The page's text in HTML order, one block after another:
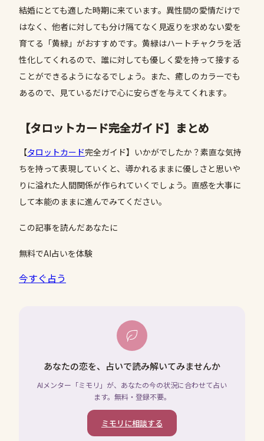
結婚にとても適した時期に来ています。異性間の愛情だけで
はなく、他者に対しても分け隔てなく見返りを求めない愛を
育てる「黄緑」がおすすめです。黄緑はハートチャクラを活
性化してくれるので、誰に対しても優しく愛を持って接する
ことができるようになるでしょう。また、癒しのカラーでも
あるので、見ているだけで心に安らぎを与えてくれます。
【タロットカード完全ガイド】まとめ
【タロットカード完全ガイド】いかがでしたか？素直な気持
ちを持って表現していくと、導かれるままに優しさと思いや
りに溢れた人間関係が作られていくでしょう。直感を大事に
して本能のままに進んでみてください。
この記事を読んだあなたに
無料でAI占いを体験
今すぐ占う
あなたの恋を、占いで読み解いてみませんか
AIメンター「ミモリ」が、あなたの今の状況に合わせて占い
ます。無料・登録不要。
ミモリに相談する